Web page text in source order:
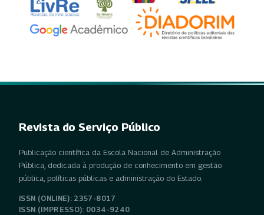
Revista do Serviço Público
Publicação científica da Escola Nacional de Administração
Pública, dedicada à produção de conhecimento em gestão
pública, políticas públicas e administração do Estado.
ISSN (ONLINE): 2357-8017
ISSN (IMPRESSO): 0034-9240